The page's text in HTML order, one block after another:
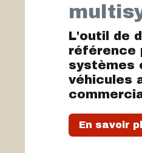
L'outil de
référence
systèmes
véhicules
En savoir